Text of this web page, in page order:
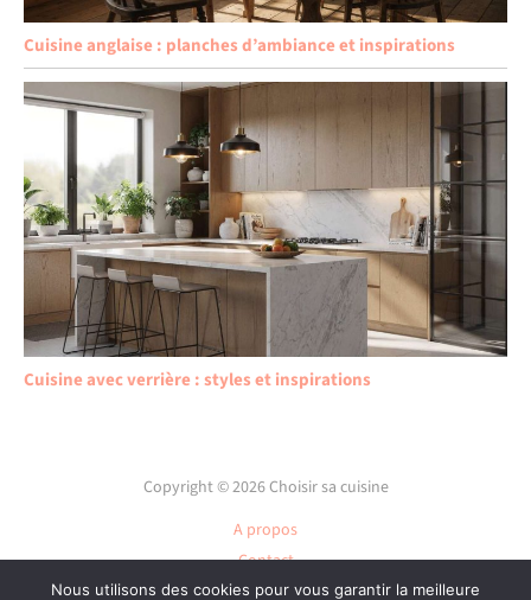
Cuisine anglaise : planches d’ambiance et inspirations
Cuisine avec verrière : styles et inspirations
Copyright © 2026 Choisir sa cuisine
A propos
Contact
Plan du site
Nous utilisons des cookies pour vous garantir la meilleure